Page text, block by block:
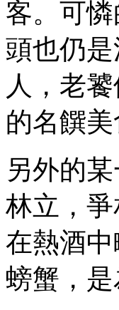
客。可
頭也仍
人，老
的名饌
另外的
林立，
在熱酒
螃蟹，